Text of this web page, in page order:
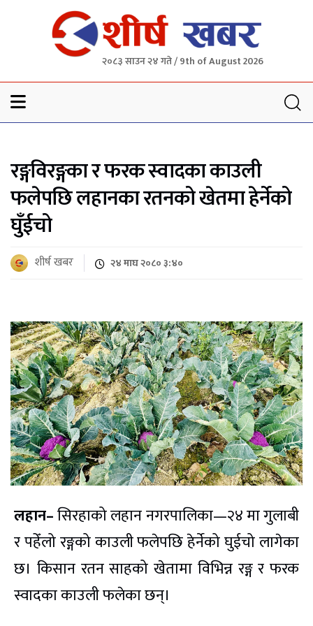
२०८३ साउन २४ गते / 9th of August 2026
रङ्गविरङ्गका र फरक स्वादका काउली
फलेपछि लहानका रतनको खेतमा हेर्नेको
घुँईचो
शीर्ष खबर २४ माघ २०८० ३:४०
लहान–सिरहाको लहान नगरपालिका—२४ मा गुलाबी
र पहेँलो रङ्गको काउली फलेपछि हेर्नेको घुईचो लागेका
छ। किसान रतन साहको खेतामा विभिन्न रङ्ग र फरक
स्वादका काउली फलेका छन्।